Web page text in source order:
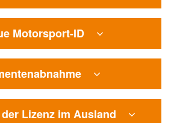
Motorsport-ID
Lizenz im Ausland